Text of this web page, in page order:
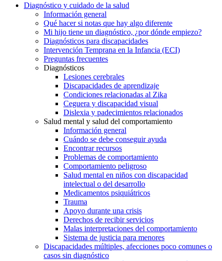
Diagnóstico y cuidado de la salud
Información general
Qué hacer si notas que hay algo diferente
Mi hijo tiene un diagnóstico, ¿por dónde empiezo?
Diagnósticos para discapacidades
Intervención Temprana en la Infancia (ECI)
Preguntas frecuentes
Diagnósticos
Lesiones cerebrales
Discapacidades de aprendizaje
Condiciones relacionadas al Zika
Ceguera y discapacidad visual
Dislexia y padecimientos relacionados
Salud mental y salud del comportamiento
Información general
Cuándo se debe conseguir ayuda
Encontrar recursos
Problemas de comportamiento
Comportamiento peligroso
Salud mental en niños con discapacidad
intelectual o del desarrollo
Medicamentos psiquiátricos
Trauma
Apoyo durante una crisis
Derechos de recibir servicios
Malas interpretaciones del comportamiento
Sistema de justicia para menores
Discapacidades múltiples, afecciones poco comunes o
casos sin diagnóstico